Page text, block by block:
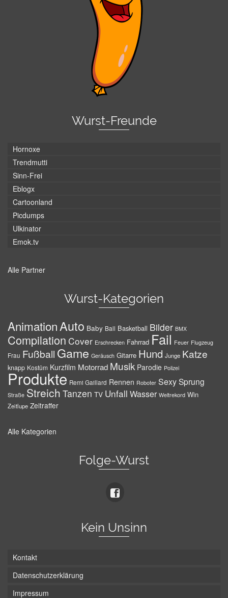
Wurst-Freunde
Hornoxe
Trendmutti
Sinn-Frei
Eblogx
Cartoonland
Picdumps
Ulkinator
Emok.tv
Alle Partner
Wurst-Kategorien
AnimationAuto Baby Ball Basketball Bilder BMX
Compilation Cover Erschrecken Fahrrad Fail Feuer Flugzeug
Frau Fußball Game Geräusch Gitarre Hund Junge Katze
knapp Kostüm Kurzfilm Motorrad Musik Parodie Polizei
Produkte Remi Gaillard Rennen Roboter SexySprung
Straße Streich Tanzen TV Unfall Wasser Weltrekord Win
Zeitlupe Zeitraffer
Alle Kategorien
Folge-Wurst
Kein Unsinn
Kontakt
Datenschutzerklärung
Impressum